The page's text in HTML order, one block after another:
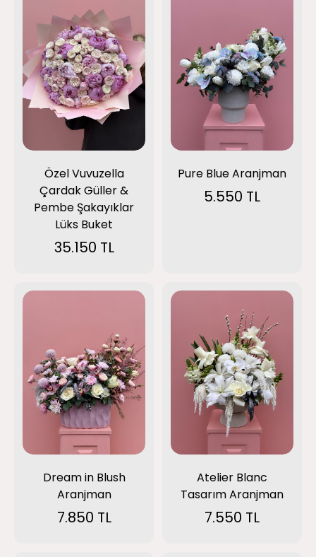
Özel Vuvuzella
Çardak Güller &
Pembe Şakayıklar
Lüks Buket
35.150 TL
Pure Blue Aranjman
5.550 TL
Dream in Blush
Aranjman
7.850 TL
Atelier Blanc
Tasarım Aranjman
7.550 TL